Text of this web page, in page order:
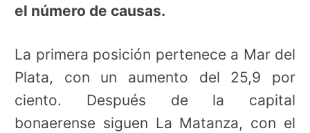
el número de causas.
La primera posición pertenece a Mar del
Plata, con un aumento del 25,9 por
ciento. Después de la capital
bonaerense siguen La Matanza, con el